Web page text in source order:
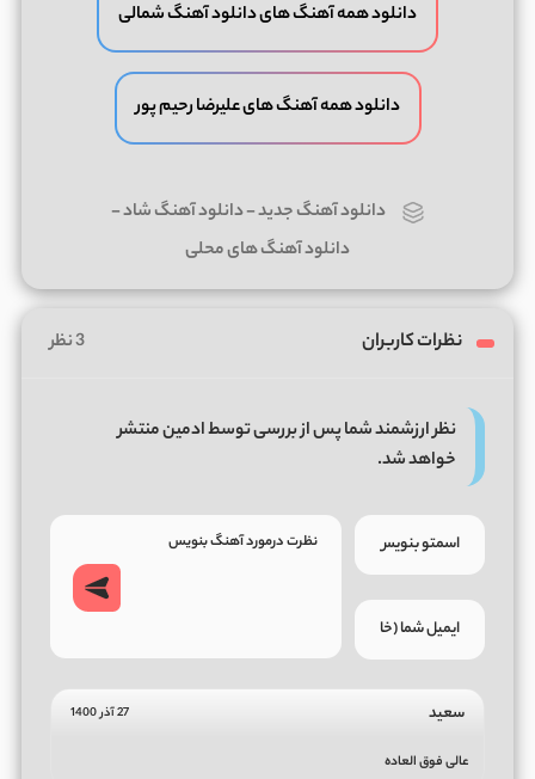
دانلود همه آهنگ های دانلود آهنگ شمالی
دانلود همه آهنگ های علیرضا رحیم پور
دانلود آهنگ جدید-دانلود آهنگ شاد-
دانلود آهنگ های محلی
نظرات کاربران 3 نظر
نظر ارزشمند شما پس از بررسی توسط ادمین منتشر
خواهد شد.
سعید 27 آذر 1400
عالی فوق العاده